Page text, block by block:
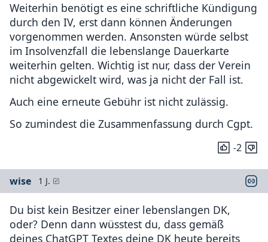
Weiterhin benötigt es eine schriftliche Kündigung
durch den IV, erst dann können Änderungen
vorgenommen werden. Ansonsten würde selbst
im Insolvenzfall die lebenslange Dauerkarte
weiterhin gelten. Wichtig ist nur, dass der Verein
nicht abgewickelt wird, was ja nicht der Fall ist.
Auch eine erneute Gebühr ist nicht zulässig.
So zumindest die Zusammenfassung durch Cgpt.
-2
wise 1 J.
Du bist kein Besitzer einer lebenslangen DK,
oder? Denn dann wüsstest du, dass gemäß
deines ChatGPT Textes deine DK heute bereits